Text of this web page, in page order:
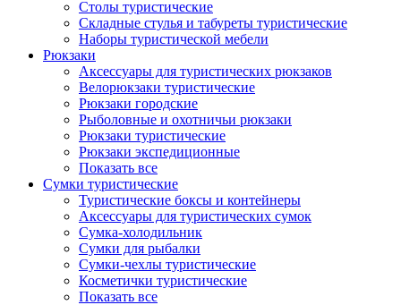
Столы туристические
Складные стулья и табуреты туристические
Наборы туристической мебели
Рюкзаки
Аксессуары для туристических рюкзаков
Велорюкзаки туристические
Рюкзаки городские
Рыболовные и охотничьи рюкзаки
Рюкзаки туристические
Рюкзаки экспедиционные
Показать все
Сумки туристические
Туристические боксы и контейнеры
Аксессуары для туристических сумок
Сумка-холодильник
Сумки для рыбалки
Сумки-чехлы туристические
Косметички туристические
Показать все